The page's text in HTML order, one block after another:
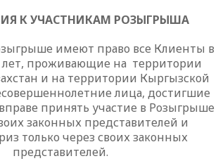
К УЧАСТНИКАМ РОЗЫГРЫША
имеют право все Клиенты в
лет, проживающие на территории
и на территории Кыргызской
лица, достигшие
вправе принять участие в Розыгрыше
законных представителей и
только через своих законных
представителей.